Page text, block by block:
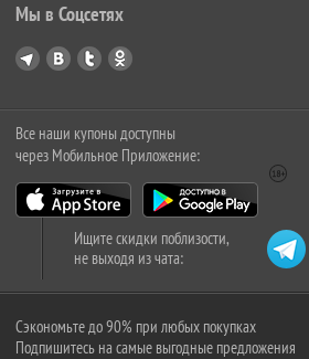
Мы в Соцсетях
Все наши купоны доступны
через Мобильное Приложение:
Ищите скидки поблизости,
не выходя из чата:
Сэкономьте до 90% при любых покупках
Подпишитесь на самые выгодные предложения